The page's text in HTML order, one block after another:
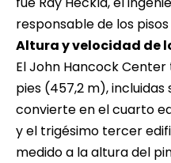
responsable de los
Altura y velocidad de
El John Hancock Center
pies (457,2 m), incluidas
convierte en el cuarto
y el trigésimo tercer
medido a la altura del